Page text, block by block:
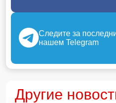
Следите за
нашем Telegram
Другие